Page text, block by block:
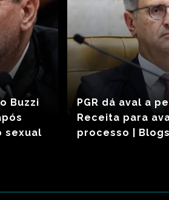
Buzzi
sexual
PGR dá aval a
Receita para
processo |